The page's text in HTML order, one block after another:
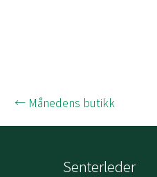
Posts
navigation
← Månedens butikk
Senterleder